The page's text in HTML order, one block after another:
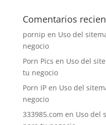
Comentarios
pornip en Uso del
negocio
Porn Pics en Uso del
tu negocio
Porn IPen Uso del
negocio
333985.com en Uso del